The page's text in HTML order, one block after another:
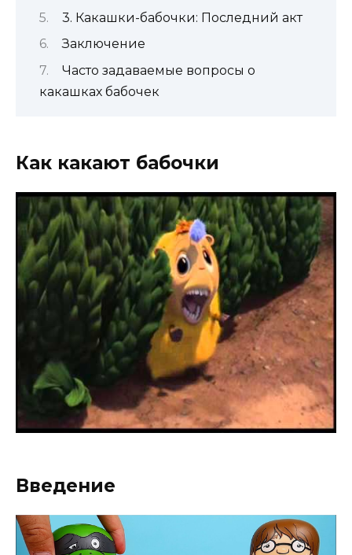
3. Какашки-бабочки: Последний акт
Заключение
Часто задаваемые вопросы о
какашках бабочек
Как какают бабочки
Введение